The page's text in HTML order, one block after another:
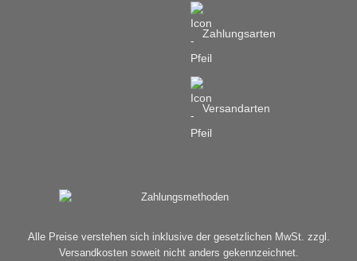
Zahlungsarten
Versandarten
Alle Preise verstehen sich inklusive der gesetzlichen MwSt. zzgl.
Versandkosten soweit nicht anders gekennzeichnet.